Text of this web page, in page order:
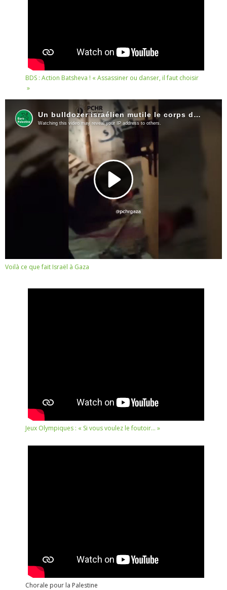
BDS : Action Batsheva ! « Assassiner ou danser, il faut choisir
»
Voilà ce que fait Israël à Gaza
Jeux Olympiques : « Si vous voulez le foutoir… »
Chorale pour la Palestine